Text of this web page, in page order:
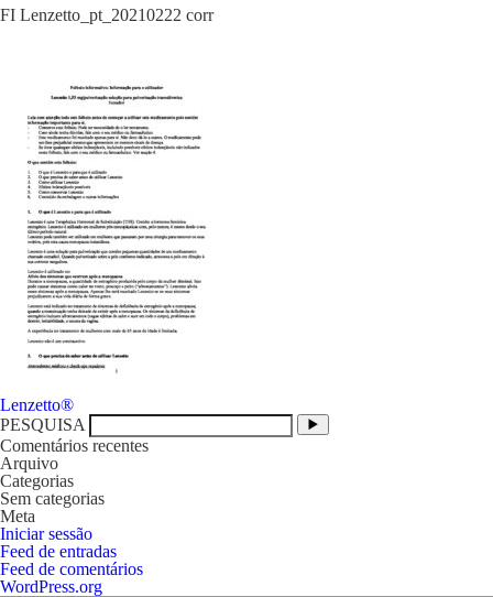
FI Lenzetto_pt_20210222 corr
Navegação
de
artigos
Lenzetto®
PESQUISA
Comentários recentes
Arquivo
Categorias
Sem categorias
Meta
Iniciar sessão
Feed de entradas
Feed de comentários
WordPress.org